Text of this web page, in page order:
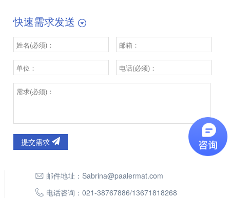
快速需求发送
提交需求
邮件地址： Sabrina@paalermat.com
电话咨询： 021-38767886/13671818268